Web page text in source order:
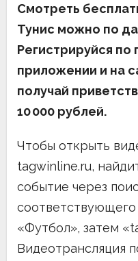
Смотреть
Тунис можно по
Регистрируйся по
приложении и на
получай
10 000 рублей.
Чтобы открыть
tagwinline.ru,
событие через
«Футбол», затем
Видеотрансляция